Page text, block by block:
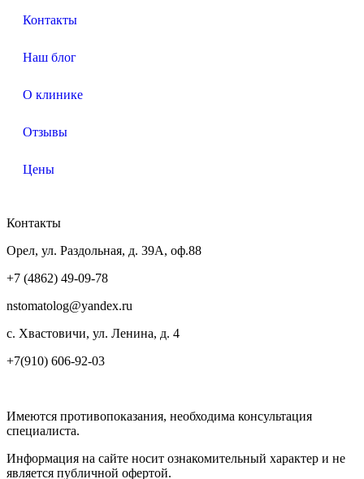
Контакты
Наш блог
О клинике
Отзывы
Цены
Контакты
Орел, ул. Раздольная, д. 39А, оф.88
+7 (4862) 49-09-78
nstomatolog@yandex.ru
с. Хвастовичи, ул. Ленина, д. 4
+7(910) 606-92-03
Имеются противопоказания, необходима консультация
специалиста.
Информация на сайте носит ознакомительный характер и не
является публичной офертой.